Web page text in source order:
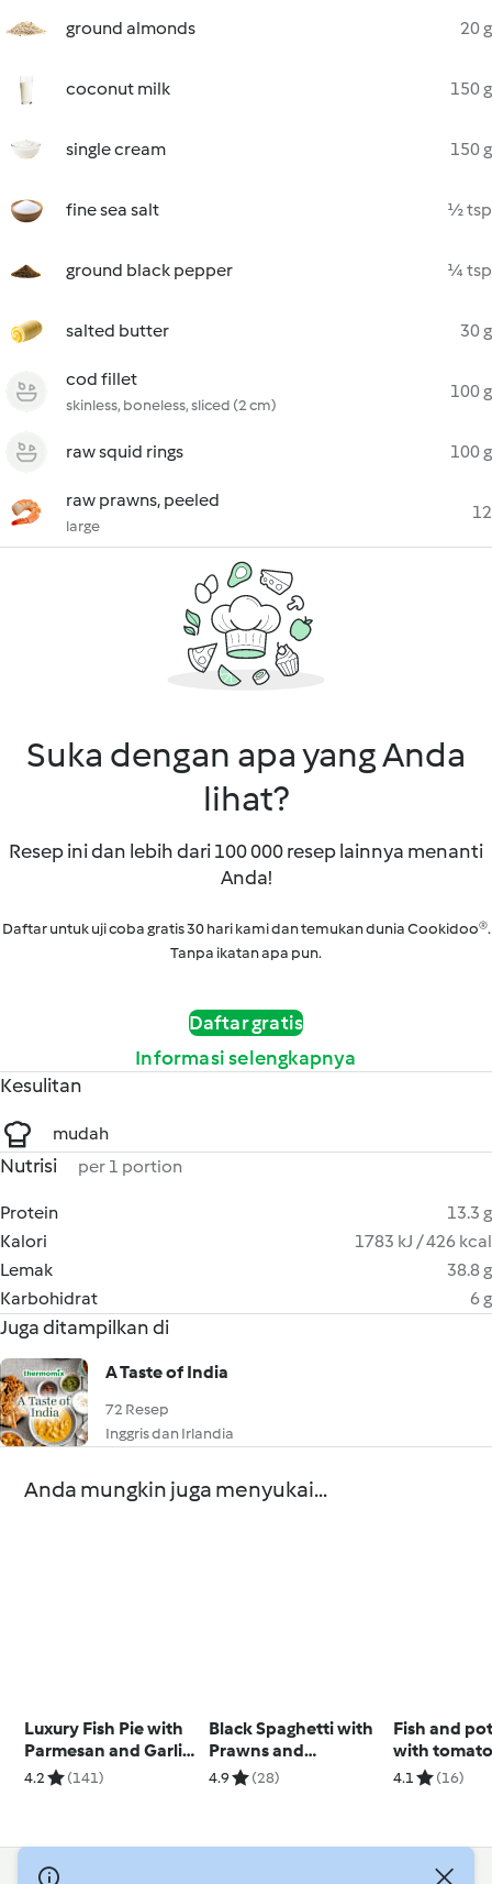
ground almonds 20 g
coconut milk 150 g
single cream 150 g
fine sea salt ½ tsp
ground black pepper ¼ tsp
salted butter 30 g
cod fillet
skinless, boneless, sliced (2 cm)
100 g
raw squid rings 100 g
raw prawns, peeled
large
12
Suka dengan apa yang Anda
lihat?
Resep ini dan lebih dari 100 000 resep lainnya menanti
Anda!
Daftar untuk uji coba gratis 30 hari kami dan temukan dunia Cookidoo®.
Tanpa ikatan apa pun.
Daftar gratis
Informasi selengkapnya
Kesulitan
mudah
Nutrisi per 1 portion
Protein
13.3 g
Kalori
1783 kJ / 426 kcal
Lemak
38.8 g
Karbohidrat
6 g
Juga ditampilkan di
A Taste of India
72 Resep
Inggris dan Irlandia
Anda mungkin juga menyukai...
Luxury Fish Pie with
Parmesan and Garlic
Sweet Potato Mash
4.2 (141)
Black Spaghetti with
Prawns and
Parmesan Sauce
4.9 (28)
Fish and
with
4.1 (16)